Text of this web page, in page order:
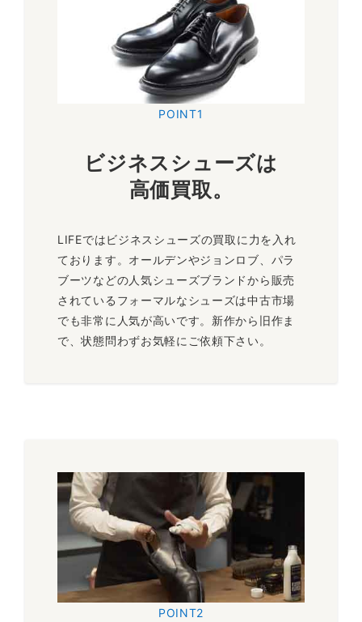
POINT1
ビジネスシューズは
高価買取。
LIFEではビジネスシューズの買取に力を入れ
ております。オールデンやジョンロブ、パラ
ブーツなどの人気シューズブランドから販売
されているフォーマルなシューズは中古市場
でも非常に人気が高いです。新作から旧作ま
で、状態問わずお気軽にご依頼下さい。
POINT2